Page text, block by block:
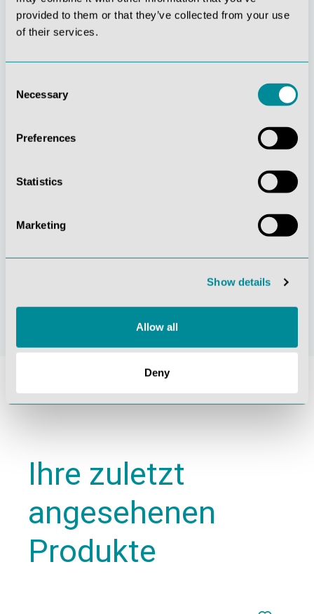
provided to them or that they’ve collected from your use
of their services.
Selection
Necessary
Preferences
Statistics
Marketing
Show details
Allow all
Deny
Innovationskraft
Verantwortung
Gelebte
Verständnis für
Zertifizierung ISO
Ihre zuletzt
angesehenen
Produkte